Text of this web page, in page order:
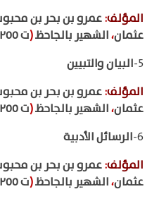
المؤلف:عمرو بن بحر بن محبوب
عثمان،الشهير بالجاحظ(ت ٢٥٥هـ
5- البيان والتبيين
المؤلف:عمرو بن بحر بن محبوب
عثمان،الشهير بالجاحظ(ت ٢٥٥هـ
6- الرسائل الأدبية
المؤلف:عمرو بن بحر بن محبوب
عثمان،الشهير بالجاحظ(ت ٢٥٥هـ